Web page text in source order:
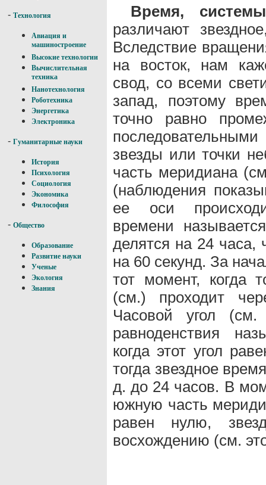
- Технология
Авиация и
машиностроение
Высокие технологии
Вычислительная
техника
Нанотехнология
Роботехника
Энергетика
Электроника
- Гуманитарные науки
История
Психология
Социология
Экономика
Философия
- Общество
Образование
Развитие науки
Ученые
Экология
Знания
Время,
различают
Вследствие
на восток, нам
свод, со всеми
запад, поэтому
точно равно
звезды или точки
часть меридиана
(наблюдения
ее оси
времени
делятся на 24
на 60 секунд. За
тот момент, когда
(см.) проходит
Часовой угол (см.
равноденствия
когда этот угол
тогда звездное
д. до 24 часов. В
южную часть
равен нулю,
восхождению (см.